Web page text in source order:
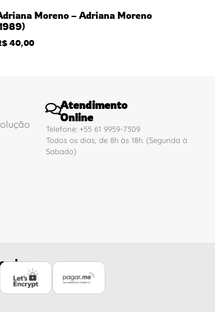
Moreno – Adriana Moreno
40,00
Atendimento
Online
Telefone: +55 61 9959-7309
Todos os dias, de 8h às 18h. (Segunda à
Sabado)